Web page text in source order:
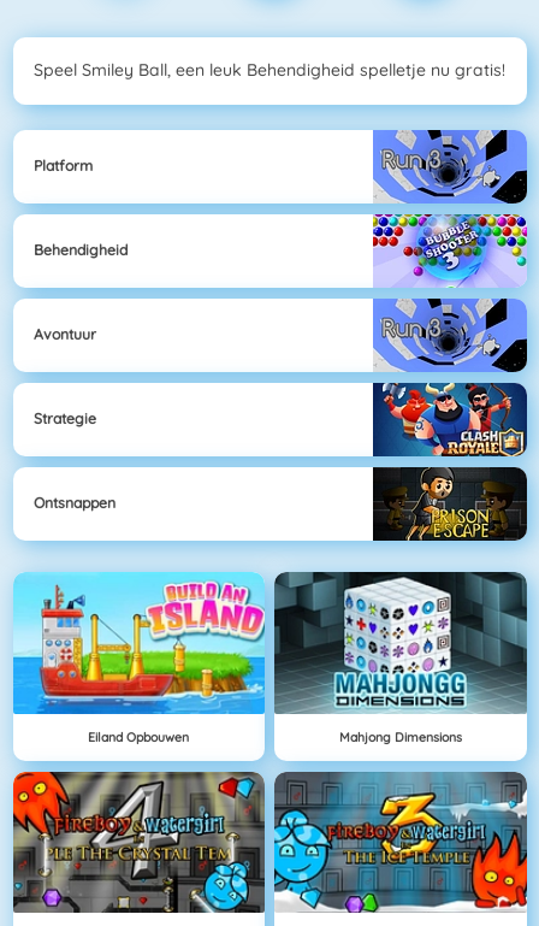
Speel Smiley Ball, een leuk Behendigheid spelletje nu gratis!
Platform
Behendigheid
Avontuur
Strategie
Ontsnappen
Eiland Opbouwen Mahjong Dimensions